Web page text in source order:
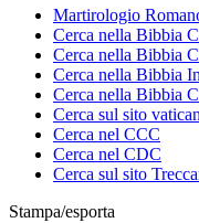
Martirologio
Cerca nella Bibbia
Cerca nella Bibbia
Cerca nella Bibbia
Cerca nella Bibbia
Cerca sul sito
Cerca nel CCC
Cerca nel CDC
Cerca sul sito
Stampa/esporta